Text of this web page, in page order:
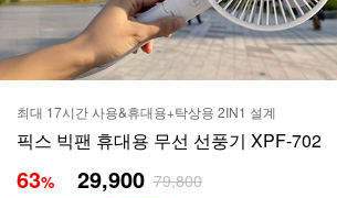
최대 17시간 사용&휴대용+탁상용 2IN1 설계
픽스 빅팬 휴대용 무선 선풍기 XPF-702
63% 29,900 79,800